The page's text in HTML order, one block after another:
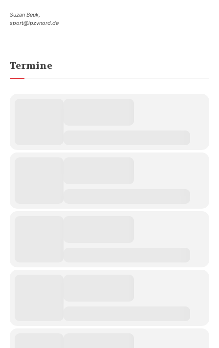
Suzan Beuk,
sport@ipzvnord.de
Termine